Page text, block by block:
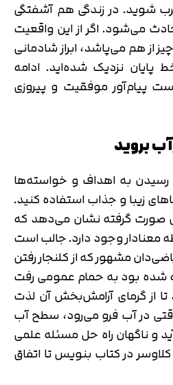
شوید. در زندگی هم آشفتگی
می‌شود. اگر از این واقعیت
از هم می‌پاشد، ابراز شادمانی
پایان نزدیک شده‌اید. ادامه
پیام‌آور موفقیت و پیروزی
رسیدن به اهداف و خواسته‌ها
زیبا و جذاب استفاده کنید.
صورت گرفته نشان می‌دهد که
معنادار وجود دارد. جالب است
مشهور که از کلنجار رفتن
شده بود به حمام عمومی رفت
از گرمای آرامش‌بخش آن لذت
در آب فرو می‌رود، سطح آب
و ناگهان راه حل مسئله علمی
در کتاب بنویس تا اتفاق